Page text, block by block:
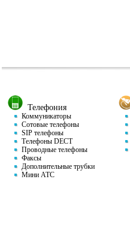
Телефония
Коммуникаторы
Сотовые телефоны
SIP телефоны
Телефоны DECT
Проводные телефоны
Факсы
Дополнительные трубки
Мини АТС